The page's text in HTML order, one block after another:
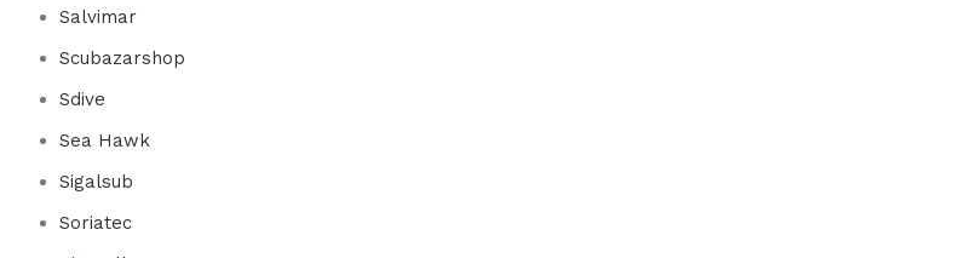
Salvimar
Scubazarshop
Sdive
Sea Hawk
Sigalsub
Soriatec